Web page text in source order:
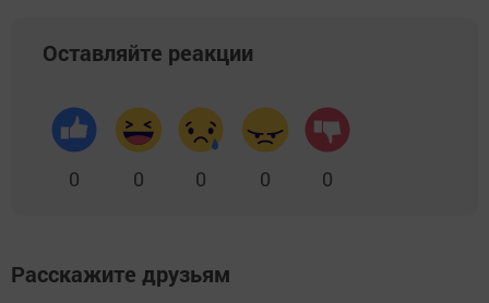
Оставляйте реакции
0 0 0 0 0
Расскажите друзьям